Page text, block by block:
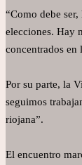
“Como debe
elecciones. Hay
concentrados en
Por su parte, la
seguimos
riojana”.
El encuentro